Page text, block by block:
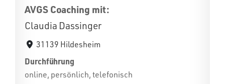
AVGS Coaching mit:
Claudia Dassinger
31139 Hildesheim
Durchführung
online, persönlich, telefonisch